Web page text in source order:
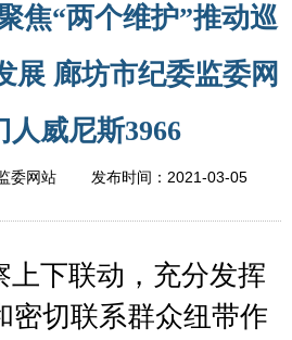
焦“两个维护”推动巡
展 廊坊市纪委监委网
人威尼斯3966
委网站 发布时间： 2021-03-05
上下联动，充分发挥
密切联系群众纽带作